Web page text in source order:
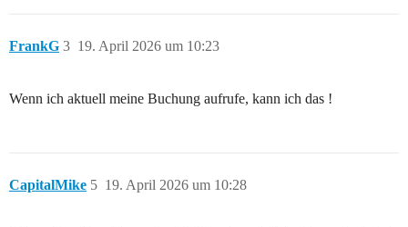
FrankG 19. April 2026 um 10:23
3
Wenn ich aktuell meine Buchung aufrufe, kann ich das !
CapitalMike 19. April 2026 um 10:28
5